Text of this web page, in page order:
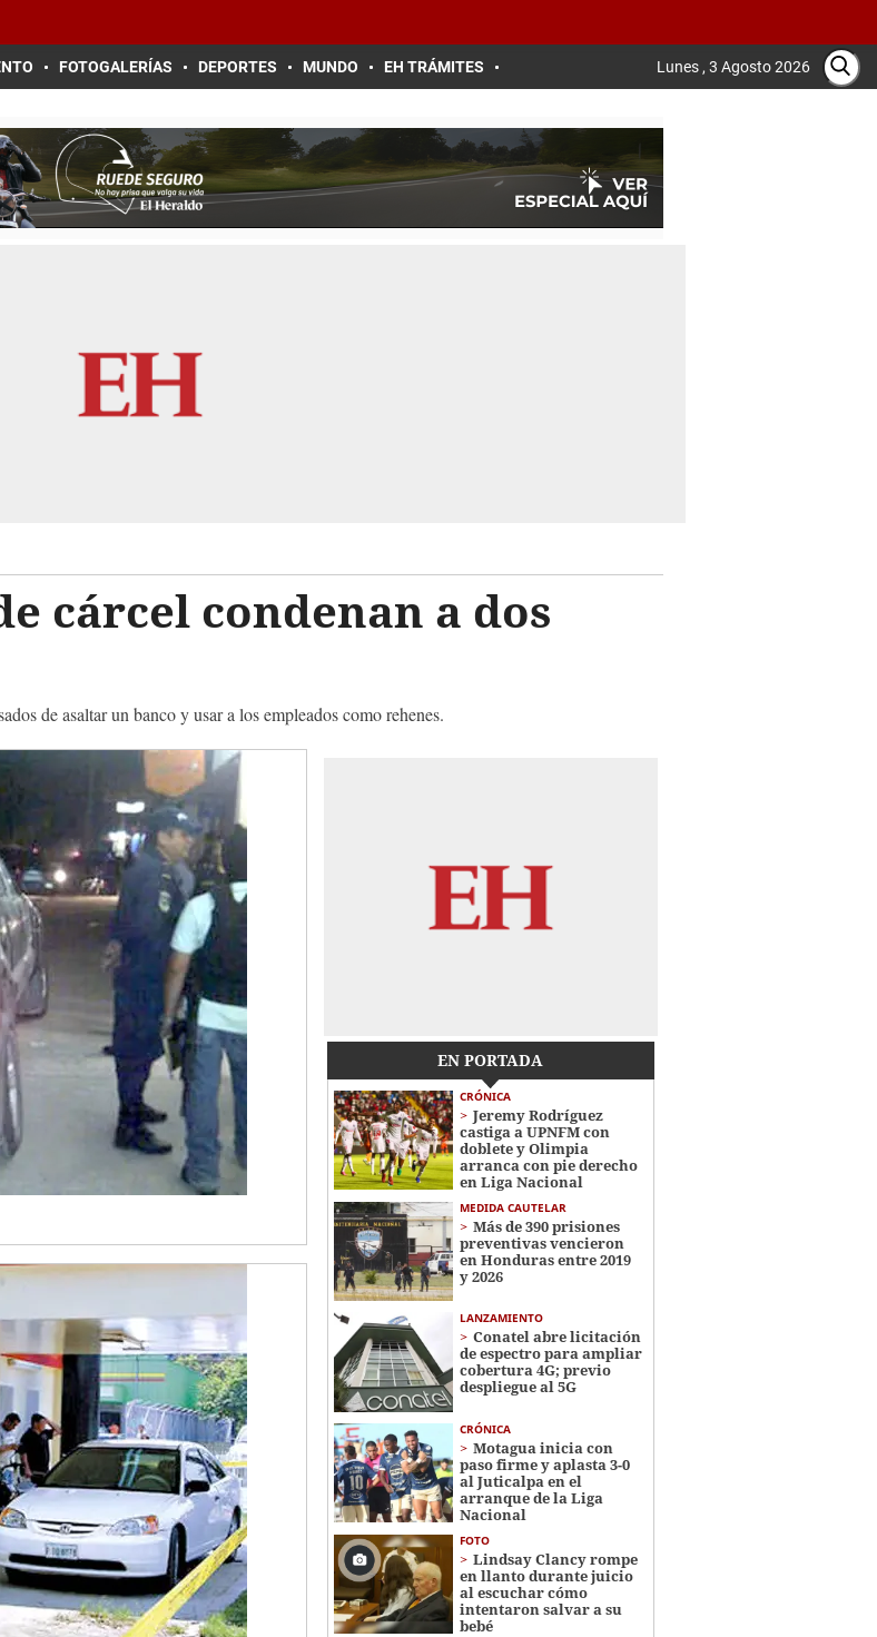
FOTOGALERÍAS DEPORTES MUNDO EH TRÁMITES Lunes , 3 Agosto 2026
cárcel condenan a dos
de asaltar un banco y usar a los empleados como rehenes.
EN PORTADA
CRÓNICA
Jeremy Rodríguez
castiga a UPNFM con
doblete y Olimpia
arranca con pie derecho
en Liga Nacional
MEDIDA CAUTELAR
Más de 390 prisiones
preventivas vencieron
en Honduras entre 2019
y 2026
LANZAMIENTO
Conatel abre licitación
de espectro para ampliar
cobertura 4G; previo
despliegue al 5G
CRÓNICA
Motagua inicia con
paso firme y aplasta 3-0
al Juticalpa en el
arranque de la Liga
Nacional
FOTO
Lindsay Clancy rompe
en llanto durante juicio
al escuchar cómo
intentaron salvar a su
bebé